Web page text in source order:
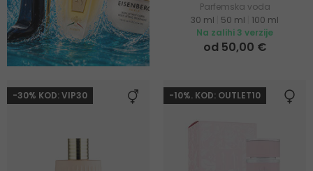
Parfemska voda
30 ml
50 ml
100 ml
Na zalihi 3 verzije
od 50,00 €
-30% KOD: VIP30 -10%. KOD: OUTLET10